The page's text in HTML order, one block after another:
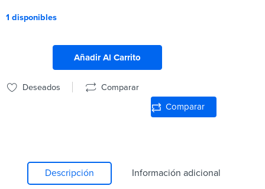
1 disponibles
Añadir Al Carrito
Deseados Comparar
Comparar
Descripción Información adicional